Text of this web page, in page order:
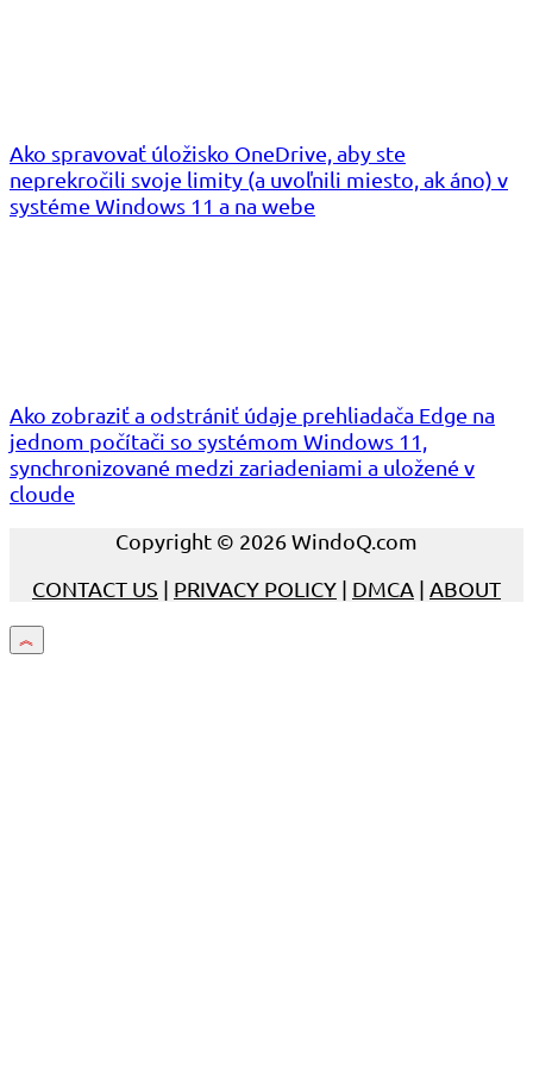
Ako spravovať úložisko OneDrive, aby ste
neprekročili svoje limity (a uvoľnili miesto, ak áno) v
systéme Windows 11 a na webe
Ako zobraziť a odstrániť údaje prehliadača Edge na
jednom počítači so systémom Windows 11,
synchronizované medzi zariadeniami a uložené v
cloude
Copyright © 2026 WindoQ.com
CONTACT US | PRIVACY POLICY | DMCA | ABOUT